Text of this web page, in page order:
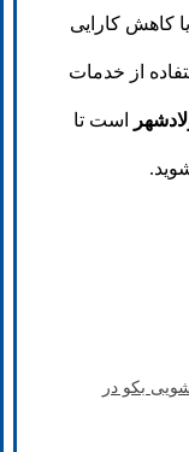
کاهش کارایی
از خدمات
است تا
بکو در